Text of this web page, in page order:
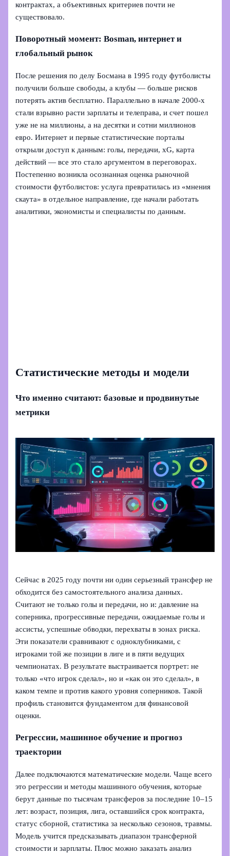
контрактах, а объективных критериев почти не
существовало.
Поворотный момент: Bosman, интернет и
глобальный рынок
После решения по делу Босмана в 1995 году футболисты
получили больше свободы, а клубы — больше рисков
потерять актив бесплатно. Параллельно в начале 2000‑х
стали взрывно расти зарплаты и телеправа, и счет пошел
уже не на миллионы, а на десятки и сотни миллионов
евро. Интернет и первые статистические порталы
открыли доступ к данным: голы, передачи, xG, карта
действий — все это стало аргументом в переговорах.
Постепенно возникла осознанная оценка рыночной
стоимости футболистов: услуга превратилась из «мнения
скаута» в отдельное направление, где начали работать
аналитики, экономисты и специалисты по данным.
Статистические методы и модели
Что именно считают: базовые и продвинутые
метрики
Сейчас в 2025 году почти ни один серьезный трансфер не
обходится без самостоятельного анализа данных.
Считают не только голы и передачи, но и: давление на
соперника, прогрессивные передачи, ожидаемые голы и
ассисты, успешные обводки, перехваты в зонах риска.
Эти показатели сравнивают с одноклубниками, с
игроками той же позиции в лиге и в пяти ведущих
чемпионатах. В результате выстраивается портрет: не
только «что игрок сделал», но и «как он это сделал», в
каком темпе и против какого уровня соперников. Такой
профиль становится фундаментом для финансовой
оценки.
Регрессии, машинное обучение и прогноз
траектории
Далее подключаются математические модели. Чаще всего
это регрессии и методы машинного обучения, которые
берут данные по тысячам трансферов за последние 10–15
лет: возраст, позиция, лига, оставшийся срок контракта,
статус сборной, статистика за несколько сезонов, травмы.
Модель учится предсказывать диапазон трансферной
стоимости и зарплаты. Плюс можно заказать анализ